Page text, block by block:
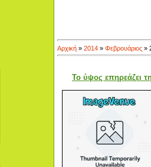
Αρχική » 2014 » Φεβρουάριος »
Το ύψος επηρεάζει